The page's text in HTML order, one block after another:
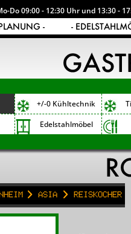
Do 09:00 - 12:30 Uhr und 13:30 -
- -
+/-0 Kühltechnik
Edelstahlmöbel
Asia Reiskocher